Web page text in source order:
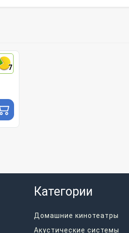
7
Категории
Домашние кинотеатры
Акустические системы